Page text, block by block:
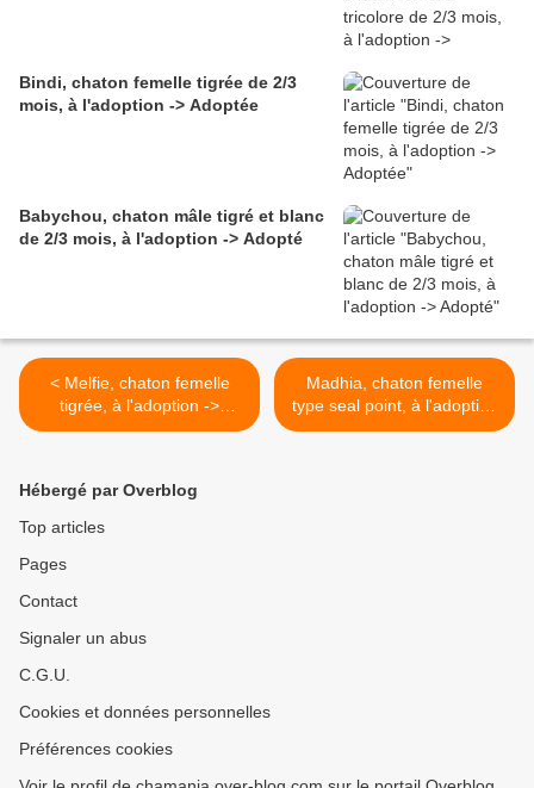
Bindi, chaton femelle tigrée de 2/3
mois, à l'adoption -> Adoptée
Babychou, chaton mâle tigré et blanc
de 2/3 mois, à l'adoption -> Adopté
< Melfie, chaton femelle
tigrée, à l'adoption ->
adoptée
Madhia, chaton femelle
type seal point, à l'adoption
-> adoptée >
Hébergé par Overblog
Top articles
Pages
Contact
Signaler un abus
C.G.U.
Cookies et données personnelles
Préférences cookies